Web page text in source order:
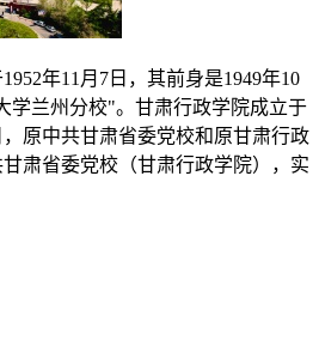
1952年11月 7 日，其前身是1949年10
学兰州分校"。甘肃行政学院成立于
，原中共甘肃省委党校和原甘肃行政
肃省委党校（甘肃行政学院），实